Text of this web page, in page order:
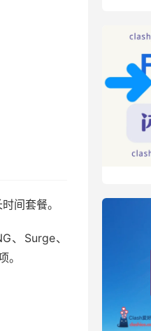
间套餐。
、Surge、